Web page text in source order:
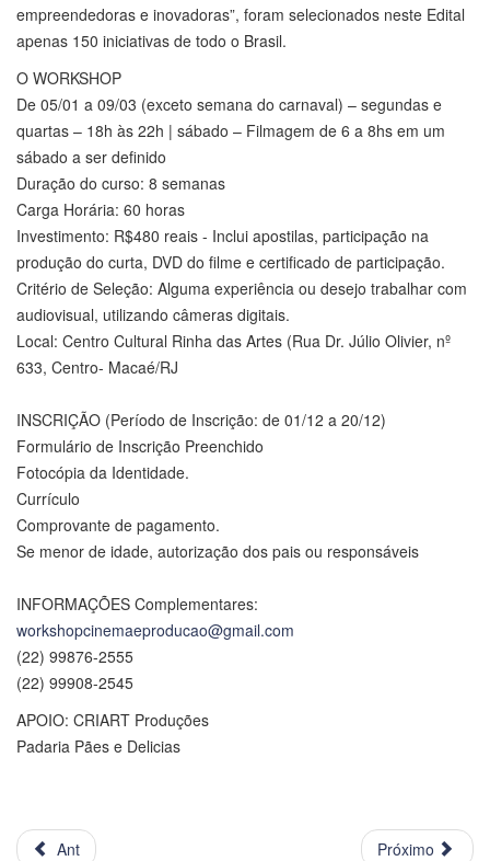
empreendedoras e inovadoras”, foram selecionados neste Edital
apenas 150 iniciativas de todo o Brasil.​
O WORKSHOP
De 05/01 a 09/03 (exceto semana do carnaval) – segundas e
quartas – 18h às 22h | sábado – Filmagem de 6 a 8hs em um
sábado a ser definido
Duração do curso: 8 semanas
Carga Horária: 60 horas
Investimento: R$480 reais - Inclui apostilas, participação na
produção do curta, DVD do filme e certificado de participação.
Critério de Seleção: Alguma experiência ou desejo trabalhar com
audiovisual, utilizando câmeras digitais.
Local: Centro Cultural Rinha das Artes (Rua Dr. Júlio Olivier, nº
633, Centro- Macaé/RJ
INSCRIÇÃO (Período de Inscrição: de 01/12 a 20/12)
Formulário de Inscrição Preenchido
Fotocópia da Identidade.
Currículo
Comprovante de pagamento.
Se menor de idade, autorização dos pais ou responsáveis
INFORMAÇÕES Complementares:
workshopcinemaeproducao@gmail.com
(22) 99876-2555
(22) 99908-2545
APOIO: CRIART Produções
Padaria Pães e Delicias
Ant Próximo